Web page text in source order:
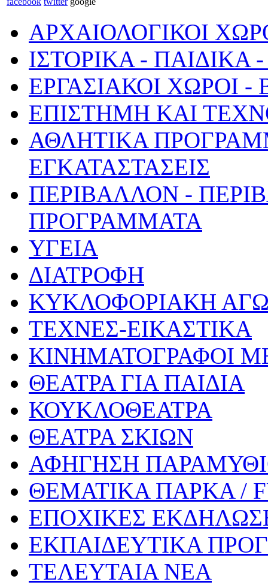
ΑΡΧΑΙΟΛΟΓΙΚΟΙ
ΙΣΤΟΡΙΚΑ -
ΕΡΓΑΣΙΑΚΟΙ ΧΩΡΟΙ
ΕΠΙΣΤΗΜΗ ΚΑΙ
ΑΘΛΗΤΙΚΑ
ΕΓΚΑΤΑΣΤΑΣΕΙΣ
ΠΕΡΙΒΑΛΛΟΝ -
ΠΡΟΓΡΑΜΜΑΤΑ
ΥΓΕΙΑ
ΔΙΑΤΡΟΦΗ
ΚΥΚΛΟΦΟΡΙΑΚΗ
ΤΕΧΝΕΣ-ΕΙΚΑΣΤΙΚΑ
ΚΙΝΗΜΑΤΟΓΡΑΦΟΙ
ΘΕΑΤΡΑ ΓΙΑ ΠΑΙΔΙΑ
ΚΟΥΚΛΟΘΕΑΤΡΑ
ΘΕΑΤΡΑ ΣΚΙΩΝ
ΑΦΗΓΗΣΗ
ΘΕΜΑΤΙΚΑ ΠΑΡΚΑ /
ΕΠΟΧΙΚΕΣ
ΕΚΠΑΙΔΕΥΤΙΚΑ
ΤΕΛΕΥΤΑΙΑ ΝΕΑ